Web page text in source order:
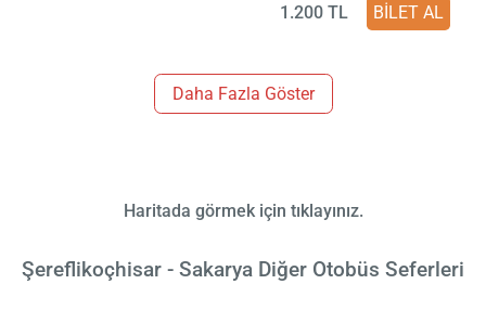
1.200 TL BİLET AL
Daha Fazla Göster
Haritada görmek için tıklayınız.
Şereflikoçhisar - Sakarya Diğer Otobüs Seferleri